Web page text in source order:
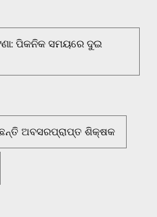
ପିକନିକ ସମୟରେ ଦୁଇ
ଅବସରପ୍ରାପ୍ତ ଶିକ୍ଷକ